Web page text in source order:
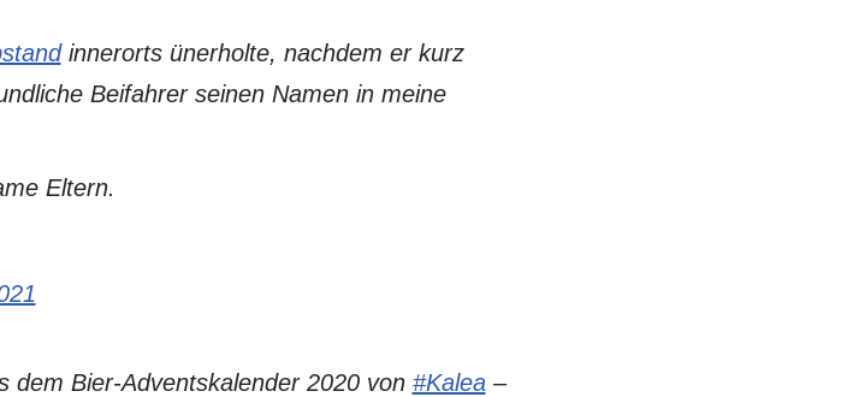
innerorts ünerholte, nachdem er kurz
Beifahrer seinen Namen in meine
Eltern.
dem Bier-Adventskalender 2020 von #Kalea–